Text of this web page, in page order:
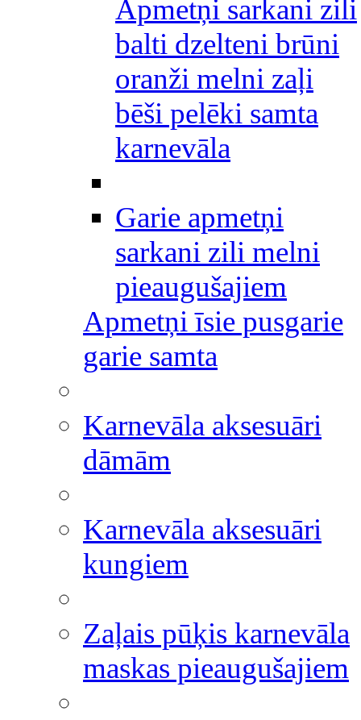
Apmetņi sarkani zili
balti dzelteni brūni
oranži melni zaļi
bēši pelēki samta
karnevāla
Garie apmetņi
sarkani zili melni
pieaugušajiem
Apmetņi īsie pusgarie
garie samta
Karnevāla aksesuāri
dāmām
Karnevāla aksesuāri
kungiem
Zaļais pūķis karnevāla
maskas pieaugušajiem